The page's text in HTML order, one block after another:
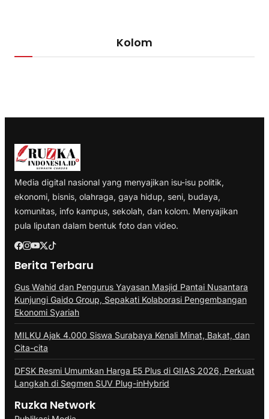
Kolom
Media digital nasional yang menyajikan isu-isu politik,
ekonomi, bisnis, olahraga, gaya hidup, seni, budaya,
komunitas, info kampus, sekolah, dan kolom. Menyajikan
pula liputan dalam bentuk foto dan video.
Berita Terbaru
Gus Wahid dan Pengurus Yayasan Masjid Pantai Nusantara
Kunjungi Gaido Group, Sepakati Kolaborasi Pengembangan
Ekonomi Syariah
MILKU Ajak 4.000 Siswa Surabaya Kenali Minat, Bakat, dan
Cita-cita
DFSK Resmi Umumkan Harga E5 Plus di GIIAS 2026, Perkuat
Langkah di Segmen SUV Plug-inHybrid
Ruzka Network